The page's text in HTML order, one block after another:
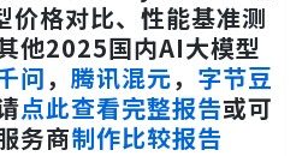
价格对比、性能基准测
他2025国内AI大模型
问 ， 腾讯混元， 字节豆
点此查看完整报告或可
务商制作比较报告